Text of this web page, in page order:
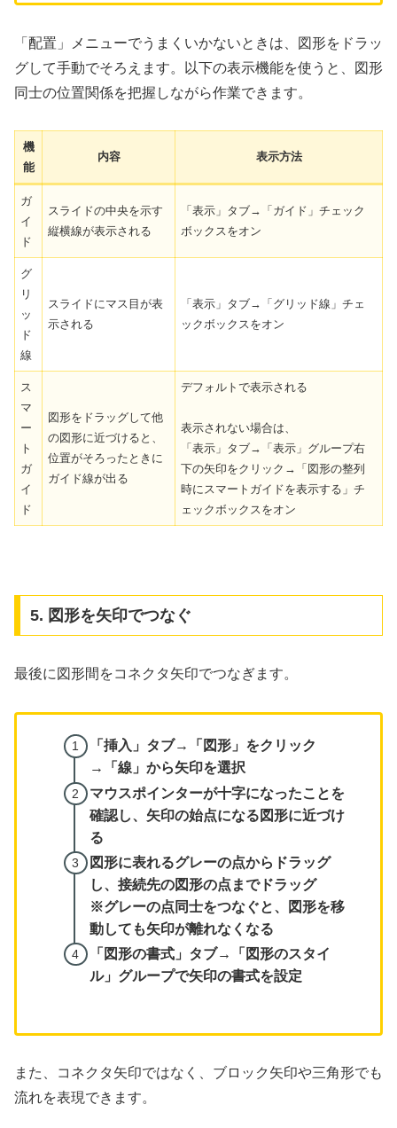
「配置」メニューでうまくいかないときは、図形をドラッ
グして手動でそろえます。以下の表示機能を使うと、図形
同士の位置関係を把握しながら作業できます。
機
能
内容 表示方法
ガ
イ
ド
スライドの中央を示す
縦横線が表示される
「表示」タブ→「ガイド」チェック
ボックスをオン
グ
リ
ッ
ド
線
スライドにマス目が表
示される
「表示」タブ→「グリッド線」チェ
ックボックスをオン
ス
マ
ー
ト
ガ
イ
ド
図形をドラッグして他
の図形に近づけると、
位置がそろったときに
ガイド線が出る
デフォルトで表示される
表示されない場合は、
「表示」タブ→「表示」グループ右
下の矢印をクリック→「図形の整列
時にスマートガイドを表示する」チ
ェックボックスをオン
5. 図形を矢印でつなぐ
最後に図形間をコネクタ矢印でつなぎます。
「挿入」タブ→「図形」をクリック
→「線」から矢印を選択
マウスポインターが十字になったことを
確認し、矢印の始点になる図形に近づけ
る
図形に表れるグレーの点からドラッグ
し、接続先の図形の点までドラッグ
※グレーの点同士をつなぐと、図形を移
動しても矢印が離れなくなる
「図形の書式」タブ→「図形のスタイ
ル」グループで矢印の書式を設定
また、コネクタ矢印ではなく、ブロック矢印や三角形でも
流れを表現できます。